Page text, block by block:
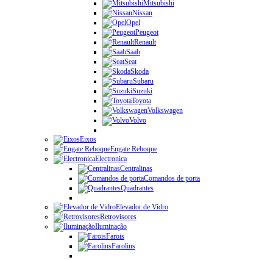
Mitsubishi
Nissan
Opel
Peugeot
Renault
Saab
Seat
Skoda
Subaru
Suzuki
Toyota
Volkswagen
Volvo
Eixos
Engate Reboque
Electronica
Centralinas
Comandos de porta
Quadrantes
Elevador de Vidro
Retrovisores
Iluminação
Farois
Farolins